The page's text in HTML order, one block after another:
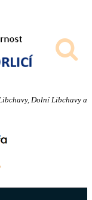
Dolní Libchavy a